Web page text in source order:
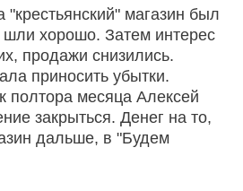
магазин был
хорошо. Затем интерес
продажи снизились.
приносить убытки.
полтора месяца Алексей
закрыться. Денег на то,
дальше, в "Будем